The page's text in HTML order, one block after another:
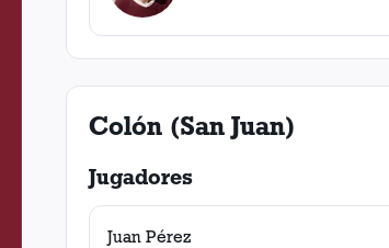
Colón (San Juan)
Jugadores
Juan Pérez